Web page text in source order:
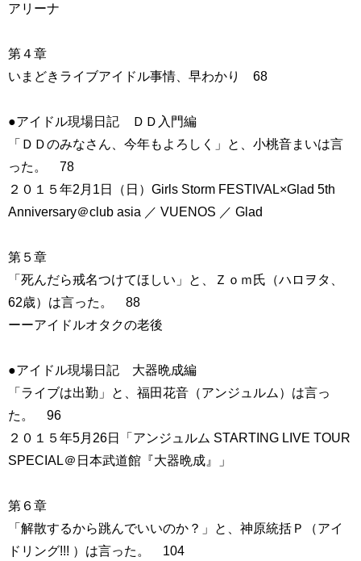
アリーナ
第４章
いまどきライブアイドル事情、早わかり 68
●アイドル現場日記 ＤＤ入門編
「ＤＤのみなさん、今年もよろしく」と、小桃音まいは言
った。 78
２０１５年2月1日（日）Girls Storm FESTIVAL×Glad 5th
Anniversary＠club asia ／ VUENOS ／ Glad
第５章
「死んだら戒名つけてほしい」と、Ｚｏｍ氏（ハロヲタ、
62歳）は言った。 88
ーーアイドルオタクの老後
●アイドル現場日記 大器晩成編
「ライブは出勤」と、福田花音（アンジュルム）は言っ
た。 96
２０１５年5月26日「アンジュルム STARTING LIVE TOUR
SPECIAL＠日本武道館『大器晩成』」
第６章
「解散するから跳んでいいのか？」と、神原統括Ｐ（アイ
ドリング!!! ）は言った。 104